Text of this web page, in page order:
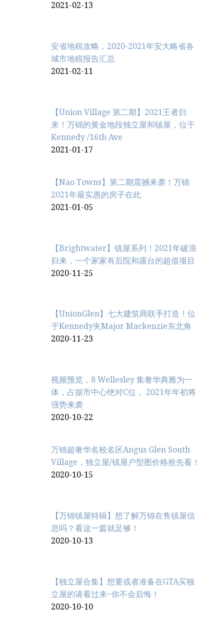
2021-02-13
安省地税攻略，2020-2021年安大略省各
城市地税报告汇总
2021-02-11
【Union Village 第二期】2021王者归
来！万锦的黄金地段独立屋和镇屋，位于
Kennedy /16th Ave
2021-01-17
【Nao Towns】第二期震撼来袭！万锦
2021年最实惠的房子在此
2021-01-05
【Brightwater】镇屋系列！2021年破浪
归来，一个家家有后院和露台的超值项目
2020-11-25
【UnionGlen】七大建筑商联手打造！位
于Kennedy夹Major Mackenzie东北角
2020-11-23
视频预览，8 Wellesley 集奢华典雅为一
体，占据市中心绝对C位， 2021年年初将
强势来袭
2020-10-22
万锦超奢华名校名区Angus Glen South
Village，独立屋/镇屋户型图价格抢先看！
2020-10-15
【万锦镇屋特辑】想了解万锦在售镇屋信
息吗？看这一篇就足够！
2020-10-13
【独立屋合集】想要或者准备在GTA买独
立屋的请看过来~你不会后悔！
2020-10-10